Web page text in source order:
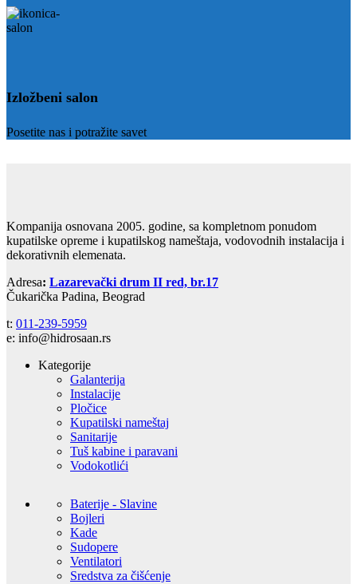
Izložbeni salon
Posetite nas i potražite savet
Kompanija osnovana 2005. godine, sa kompletnom ponudom
kupatilske opreme i kupatilskog nameštaja, vodovodnih instalacija i
dekorativnih elemenata.
Adresa: Lazarevački drum II red, br.17
Čukarička Padina, Beograd
t: 011-239-5959
e: info@hidrosaan.rs
Kategorije
Galanterija
Instalacije
Pločice
Kupatilski nameštaj
Sanitarije
Tuš kabine i paravani
Vodokotlići
Baterije - Slavine
Bojleri
Kade
Sudopere
Ventilatori
Sredstva za čišćenje